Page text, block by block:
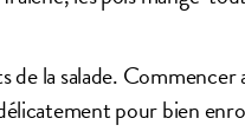
la salade.
pour bien